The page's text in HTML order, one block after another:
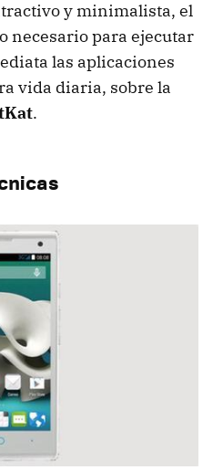
y minimalista, el
necesario para ejecutar
las aplicaciones
vida diaria, sobre la
.